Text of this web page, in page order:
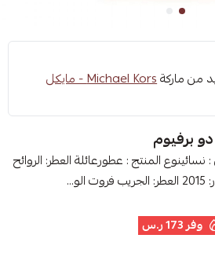
من ماركة
Michael Kors - مايكل
برفيوم
المنتج : عطورعائلة العطر: الروائح
وفر173 ر.س